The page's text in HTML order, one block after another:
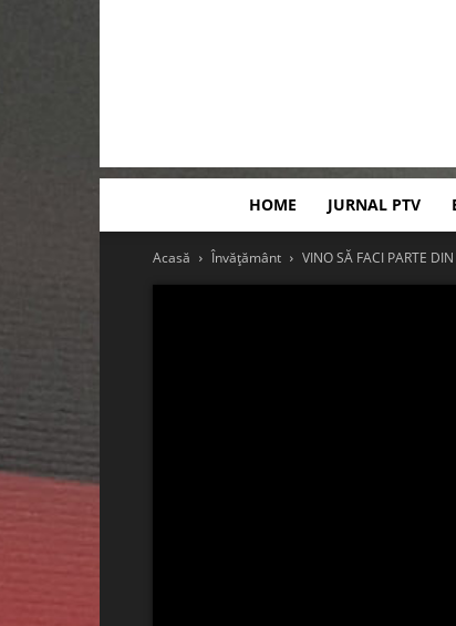
HOME JURNAL PTV
Acasă Învățământ VINO SĂ FACI PARTE